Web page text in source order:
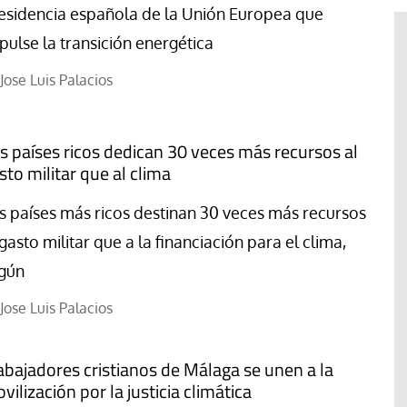
española de la Unión Europea que
la transición energética
Jose Luis Palacios
países ricos dedican 30 veces más recursos al
militar que al clima
países más ricos destinan 30 veces más recursos
militar que a la financiación para el clima,
Jose Luis Palacios
cristianos de Málaga se unen a la
por la justicia climática
de Saviano ante la comunidad que
resiste el desalojo de Spin Time